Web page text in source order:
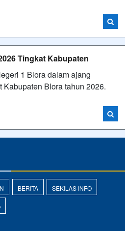
Tingkat Kabupaten
1 Blora dalam ajang
Blora tahun 2026.
BERITA SEKILAS INFO